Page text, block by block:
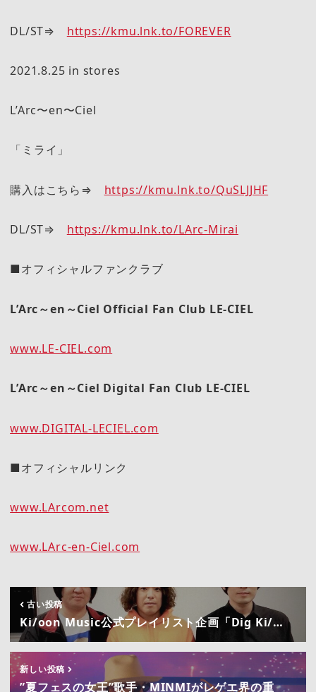
DL/ST⇒ https://kmu.lnk.to/FOREVER
2021.8.25 in stores
L’Arc〜en〜Ciel
「ミライ」
購入はこちら⇒ https://kmu.lnk.to/QuSLJJHF
DL/ST⇒ https://kmu.lnk.to/LArc-Mirai
■オフィシャルファンクラブ
L’Arc～en～Ciel Official Fan Club LE-CIEL
www.LE-CIEL.com
L’Arc～en～Ciel Digital Fan Club LE-CIEL
www.DIGITAL-LECIEL.com
■オフィシャルリンク
www.LArcom.net
www.LArc-en-Ciel.com
古い投稿
Ki/oon Music公式プレイリスト企画「Dig Ki/…
新しい投稿
”夏フェスの女王”歌手・MINMIがレゲエ界の重